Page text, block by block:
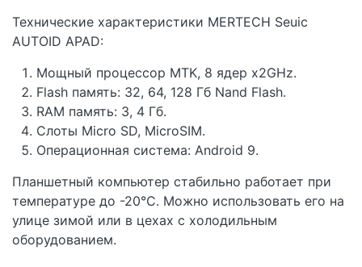
Технические характеристики MERTECH Seuic
AUTOID APAD:
Мощный процессор MTK, 8 ядер x2GHz.
Flash память: 32, 64, 128 Гб Nand Flash.
RAM память: 3, 4 Гб.
Слоты Micro SD, MicroSIM.
Операционная система: Android 9.
Планшетный компьютер стабильно работает при
температуре до -20°С. Можно использовать его на
улице зимой или в цехах с холодильным
оборудованием.